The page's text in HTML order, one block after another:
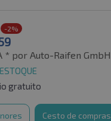
-2%
* por Auto-Raifen GmbH
gratuito
Cesto de compras